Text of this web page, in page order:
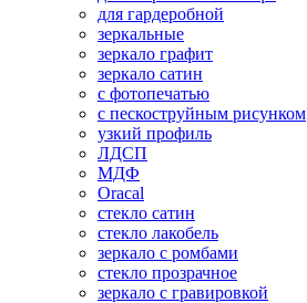
для гардеробной
зеркальные
зеркало графит
зеркало сатин
с фотопечатью
с пескоструйным рисунком
узкий профиль
ЛДСП
МДФ
Oracal
стекло сатин
стекло лакобель
зеркало с ромбами
стекло прозрачное
зеркало с гравировкой